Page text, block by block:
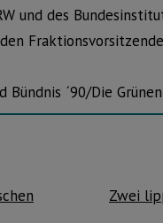
und des
Bündnis ´90/Die
Zwei